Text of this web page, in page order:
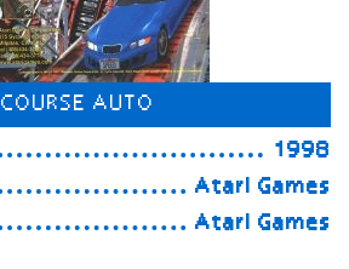
COURSE AUTO
1998
Atari Games
Atari Games